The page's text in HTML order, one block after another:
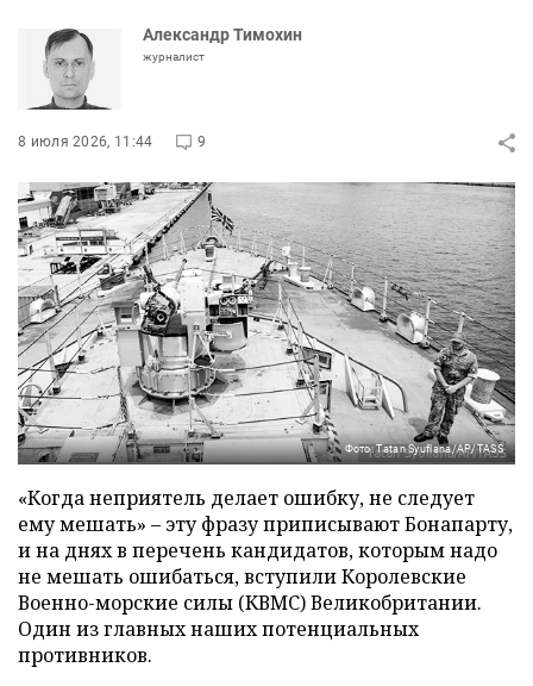
Александр Тимохин
журналист
8 июля 2026, 11:44 9
Фото: Tatan Syuflana/AP/TASS
«Когда неприятель делает ошибку, не следует
ему мешать» – эту фразу приписывают Бонапарту,
и на днях в перечень кандидатов, которым надо
не мешать ошибаться, вступили Королевские
Военно-морские силы (КВМС) Великобритании.
Один из главных наших потенциальных
противников.